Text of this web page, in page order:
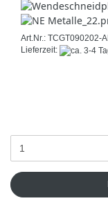
Art.Nr.: TCGT090202-
Lieferzeit: